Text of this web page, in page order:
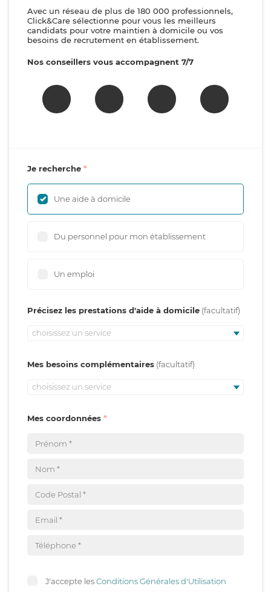
Avec un réseau de plus de 180 000 professionnels,
Click&Care sélectionne pour vous les meilleurs
candidats pour votre maintien à domicile ou vos
besoins de recrutement en établissement.
Nos conseillers vous accompagnent 7/7
Je recherche
Une aide à domicile
Du personnel pour mon établissement
Un emploi
Précisez les prestations d'aide à domicile
choisissez un service
Mes besoins complémentaires
choisissez un service
Mes coordonnées
J'accepte lesConditions Générales d'Utilisation